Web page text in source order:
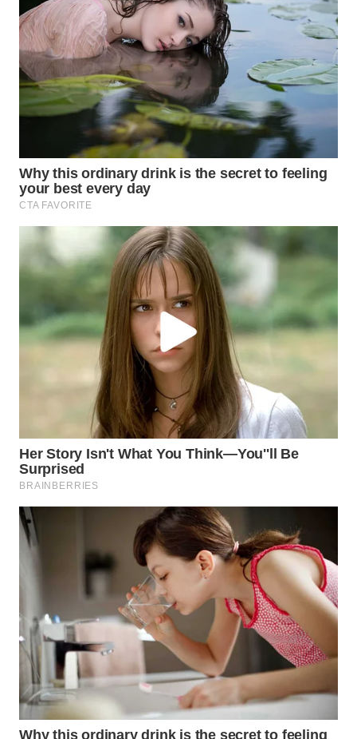
WN
SEMARANG
WN
SOLO
BOROBUDUR
WN
MADURA
WN
SURABAYA
WN
NATUNA
MANDALIKA
WN
LIKUPANG
LABUANBAJO
WN
BORNEO
Wahana
Media
Group
WAHANA